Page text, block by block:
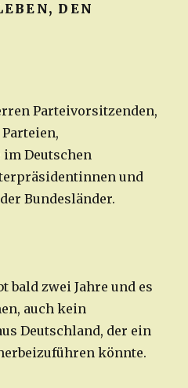
DEN
Parteivorsitzenden,
Deutschen
und
Bundesländer.
bald zwei Jahre und es
auch kein
Deutschland, der ein
könnte.